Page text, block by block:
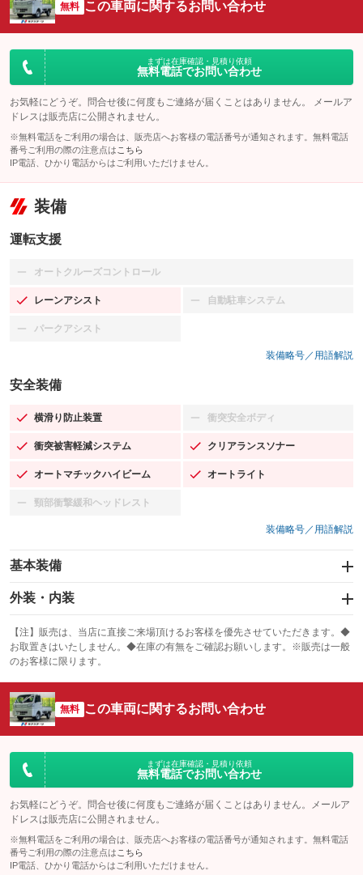
無料 この車両に関するお問い合わせ
まずは在庫確認・見積り依頼
無料電話でお問い合わせ
お気軽にどうぞ。問合せ後に何度もご連絡が届くことはありません。 メールア
ドレスは販売店に公開されません。
※無料電話をご利用の場合は、販売店へお客様の電話番号が通知されます。無料電話
番号ご利用の際の注意点は こちら
IP電話、ひかり電話からはご利用いただけません。
装備
運転支援
オートクルーズコントロール
：装備なし
レーンアシスト
：装備あり 自動駐車システム
：装備なし
パークアシスト
：装備なし
装備略号／用語解説
安全装備
横滑り防止装置
：装備あり 衝突安全ボディ
：装備なし
衝突被害軽減システム
：装備あり クリアランスソナー
：装備あり
オートマチックハイビーム
：装備あり オートライト
：装備あり
頸部衝撃緩和ヘッドレスト
：装備なし
装備略号／用語解説
基本装備
エアバッグ：運転席/助手席
：装備あり
：装備なし
サンルーフ
：装備なし ABS
エアコン
：装備あり Wエアコン
：装備なし
リフトアップ
：装備なし パワーステアリング
：装備あり
ダウンヒルアシストコントロール
パワーウィンドウ
：装備なし 盗難防止システム
：装備なし
：装備なし
USB入力端子
：装備なし
100V電源
：装備なし
外装・内装
カーナビ
：装備なし
TV
：装備なし
オーディオ
ビジュアル
：装備なし
革シート
：装備なし ハーフレザーシート
：装備なし
：装備なし ：装備なし
HID(キセノンライト)
バックカメラ
：装備なし
【注】販売は、当店に直接ご来場頂けるお客様を優先させていただきます。◆
お取置きはいたしません。◆在庫の有無をご確認お願いします。※販売は一般
のお客様に限ります。
無料 この車両に関するお問い合わせ
まずは在庫確認・見積り依頼
無料電話でお問い合わせ
お気軽にどうぞ。問合せ後に何度もご連絡が届くことはありません。メールア
ドレスは販売店に公開されません。
※無料電話をご利用の場合は、販売店へお客様の電話番号が通知されます。無料電話
番号ご利用の際の注意点は こちら
IP電話、ひかり電話からはご利用いただけません。